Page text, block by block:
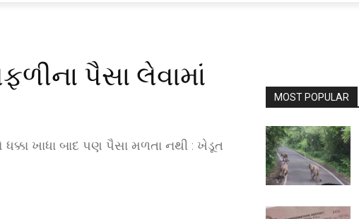
પૈસા લેવામાં
ખાધા બાદ પણ પૈસા મળતા નથી : ખેડૂત
MOST POPULAR